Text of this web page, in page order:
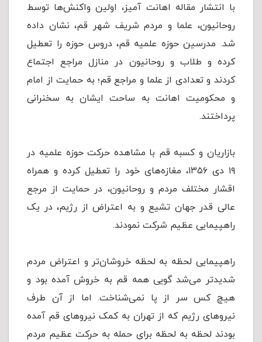
با انتشار مقاله اهانت آمیز، اولین واکنش‌ها توسط
روحانیون، علما و مردم شریف شهر قم، نشان داده
شد. مدرسین حوزه علمیه قم، دروس حوزه را تعطیل
کرده و طلاب و روحانیون در منازل مراجع اجتماع
کردند و تعدادی از علما و مراجع قم؛ به حمایت از امام
و محکومیت اهانت به ساحت ایشان به سخنرانی
پرداختند.
بازاریان و کسبه قم با مشاهده حرکت حوزه علمیه در
۱۹ دی ۱۳۵۶، مغازه‌های خود را تعطیل کرده و همراه
اقشار مختلف مردم و روحانیون، در حمایت از مرجع
عالی قدر جهان تشیع و به اعتراض از رژیم، در یک
راهپیمایی عظیم شرکت نمودند.
راهپیمایی لحظه به لحظه خروشان‌تر و اعتراض مردم
شدیدتر می‌شد گویی همه قم به خروش آمده بود و
هیچ کس سر از پا نمی‌شناخت. اما از آن طرف
نیروهای رژیم که از تهران به کمک نیروهای قم آمده
بودند لحظه به لحظه برای حمله به حرکت عظیم مردم